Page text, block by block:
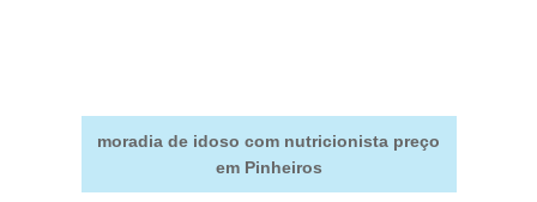
moradia de idoso com nutricionista preço
em Pinheiros